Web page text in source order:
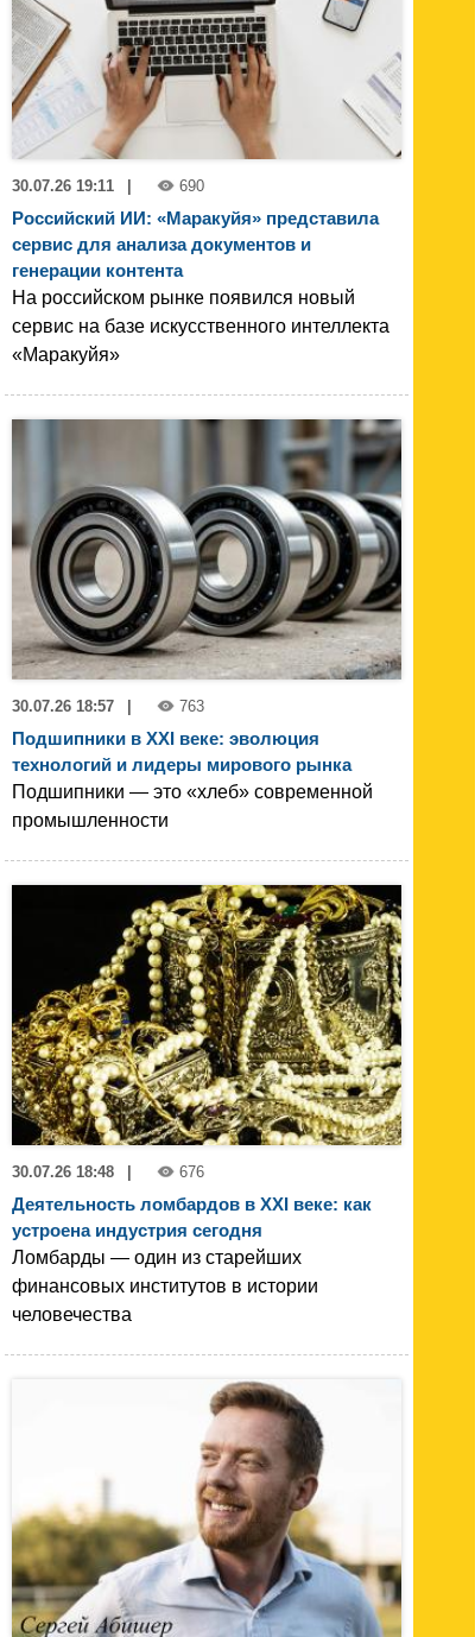
30.07.26 19:11 690
Российский ИИ: «Маракуйя» представила
сервис для анализа документов и
генерации контента
На российском рынке появился новый
сервис на базе искусственного интеллекта
«Маракуйя»
30.07.26 18:57 763
Подшипники в XXI веке: эволюция
технологий и лидеры мирового рынка
Подшипники — это «хлеб» современной
промышленности
30.07.26 18:48 | 676
Деятельность ломбардов в XXI веке: как
устроена индустрия сегодня
Ломбарды — один из старейших
финансовых институтов в истории
человечества